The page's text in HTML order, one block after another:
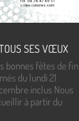
SES VŒUX
bonnes fêtes de fin
du lundi 21
inclus Nous
à partir du